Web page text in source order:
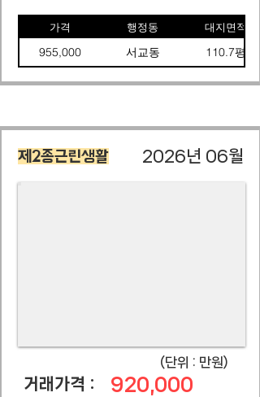
가격 행정동 대지면적
955,000 서교동 110.7평
제2종근린생활 2026년 06월
​(단위 : 만원)
​거래가격 : 920,000